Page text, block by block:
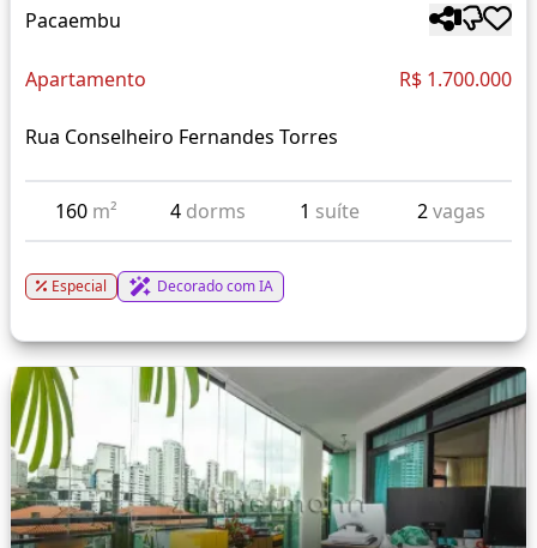
Pacaembu
Apartamento R$ 1.700.000
Rua Conselheiro Fernandes Torres
160 m² 4 dorms 1 suíte 2vagas
Especial Decorado com IA